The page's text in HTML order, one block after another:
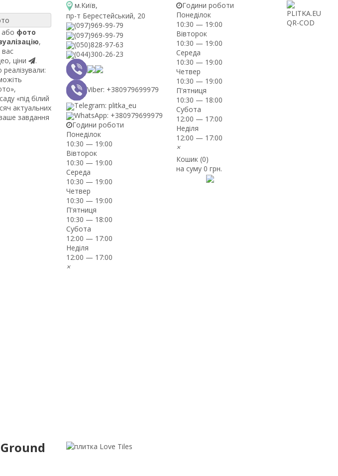
або фото
,
ціни
.
«під білий
актуальних
завдання
м.Київ,
пр-т Берестейський, 20
(097)969-99-79
(097)969-99-79
(050)828-97-63
(044)300-26-23
Viber: +380979699979
Telegram: plitka_eu
WhatsApp: +380979699979
Години роботи
Понеділок
10:30 — 19:00
Вівторок
10:30 — 19:00
Середа
10:30 — 19:00
Четвер
10:30 — 19:00
П'ятниця
10:30 — 18:00
Субота
12:00 — 17:00
Неділя
12:00 — 17:00
×
Години роботи
Понеділок
10:30 — 19:00
Вівторок
10:30 — 19:00
Середа
10:30 — 19:00
Четвер
10:30 — 19:00
П'ятниця
10:30 — 18:00
Субота
12:00 — 17:00
Неділя
12:00 — 17:00
×
Кошик (0)
на суму0 грн.